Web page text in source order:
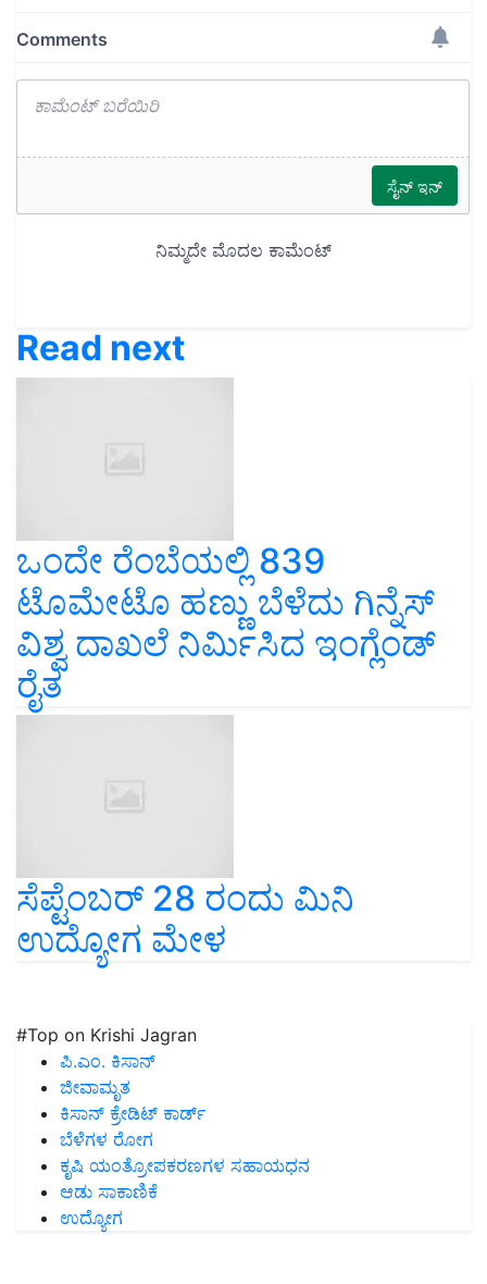
Read next
ಒಂದೇ ರೆಂಬೆಯಲ್ಲಿ 839
ಟೊಮೇಟೊ ಹಣ್ಣು ಬೆಳೆದು ಗಿನ್ನೆಸ್
ವಿಶ್ವ ದಾಖಲೆ ನಿರ್ಮಿಸಿದ ಇಂಗ್ಲೆಂಡ್
ರೈತ
ಸೆಪ್ಟೆಂಬರ್ 28 ರಂದು ಮಿನಿ
ಉದ್ಯೋಗ ಮೇಳ
#Top on Krishi Jagran
ಪಿ.ಎಂ. ಕಿಸಾನ್
ಜೀವಾಮೃತ
ಕಿಸಾನ್ ಕ್ರೇಡಿಟ್ ಕಾರ್ಡ್
ಬೆಳೆಗಳ ರೋಗ
ಕೃಷಿ ಯಂತ್ರೋಪಕರಣಗಳ ಸಹಾಯಧನ
ಆಡು ಸಾಕಾಣಿಕೆ
ಉದ್ಯೋಗ